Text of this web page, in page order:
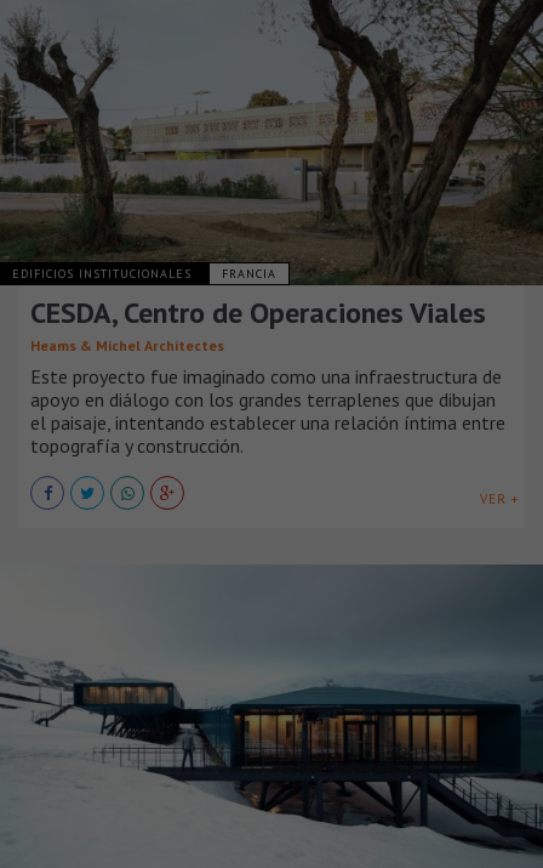
EDIFICIOS INSTITUCIONALES FRANCIA
CESDA, Centro de Operaciones Viales
Heams & Michel Architectes
Este proyecto fue imaginado como una infraestructura de
apoyo en diálogo con los grandes terraplenes que dibujan
el paisaje, intentando establecer una relación íntima entre
topografía y construcción.
VER +